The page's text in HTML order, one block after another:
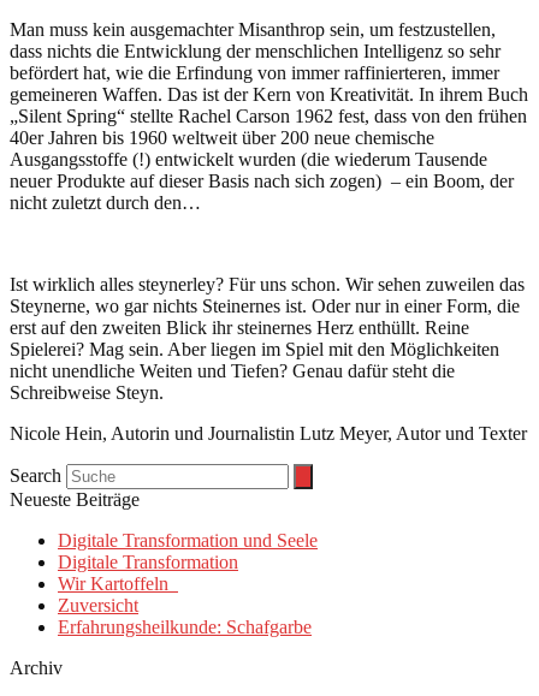
Man muss kein ausgemachter Misanthrop sein, um festzustellen,
dass nichts die Entwicklung der menschlichen Intelligenz so sehr
befördert hat, wie die Erfindung von immer raffinierteren, immer
gemeineren Waffen. Das ist der Kern von Kreativität. In ihrem Buch
„Silent Spring“ stellte Rachel Carson 1962 fest, dass von den frühen
40er Jahren bis 1960 weltweit über 200 neue chemische
Ausgangsstoffe (!) entwickelt wurden (die wiederum Tausende
neuer Produkte auf dieser Basis nach sich zogen) – ein Boom, der
nicht zuletzt durch den…
Ist wirklich alles steynerley? Für uns schon. Wir sehen zuweilen das
Steynerne, wo gar nichts Steinernes ist. Oder nur in einer Form, die
erst auf den zweiten Blick ihr steinernes Herz enthüllt. Reine
Spielerei? Mag sein. Aber liegen im Spiel mit den Möglichkeiten
nicht unendliche Weiten und Tiefen? Genau dafür steht die
Schreibweise Steyn.
Nicole Hein, Autorin und Journalistin Lutz Meyer, Autor und Texter
Search
Neueste Beiträge
Digitale Transformation und Seele
Digitale Transformation
Wir Kartoffeln
Zuversicht
Erfahrungsheilkunde: Schafgarbe
Archiv